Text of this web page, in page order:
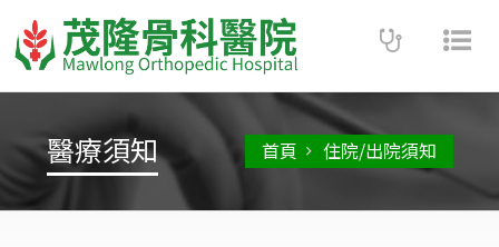
醫療須知 首頁 住院/出院須知